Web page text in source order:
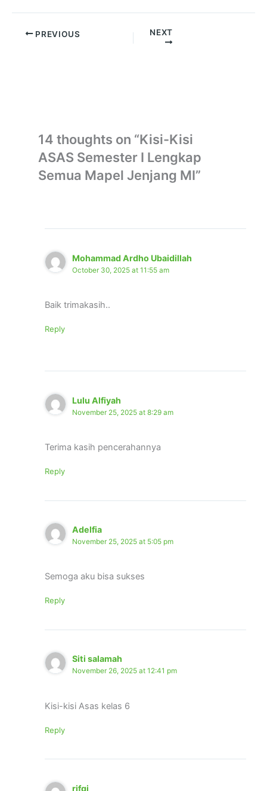
PREVIOUS NEXT
14 thoughts on “Kisi-Kisi
ASAS Semester I Lengkap
Semua Mapel Jenjang MI”
Mohammad Ardho Ubaidillah
October 30, 2025 at 11:55 am
Baik trimakasih..
Reply
Lulu Alfiyah
November 25, 2025 at 8:29 am
Terima kasih pencerahannya
Reply
Adelfia
November 25, 2025 at 5:05 pm
Semoga aku bisa sukses
Reply
Siti salamah
November 26, 2025 at 12:41 pm
Kisi-kisi Asas kelas 6
Reply
rifqi